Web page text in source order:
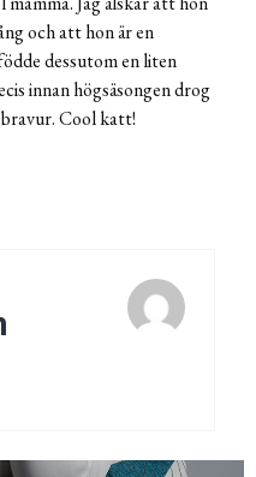
och att hon är en
dessutom en liten
innan högsäsongen drog
Cool katt!